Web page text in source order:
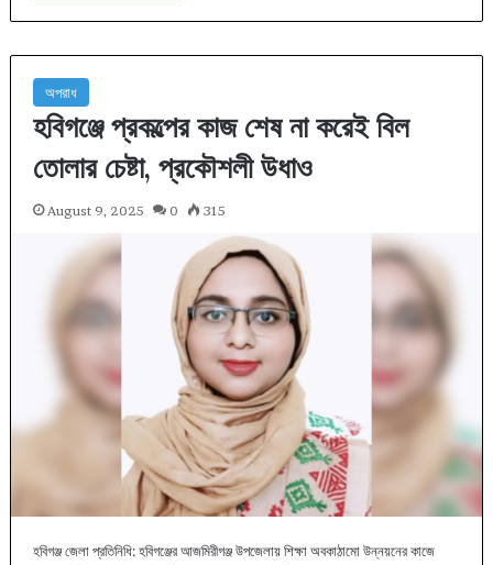
অপরাধ
হবিগঞ্জে প্রকল্পের কাজ শেষ না করেই বিল
তোলার চেষ্টা, প্রকৌশলী উধাও
August 9, 2025 0 315
হবিগঞ্জ জেলা প্রতিনিধি: হবিগঞ্জের আজমিরীগঞ্জ উপজেলায় শিক্ষা অবকাঠামো উন্নয়নের কাজে